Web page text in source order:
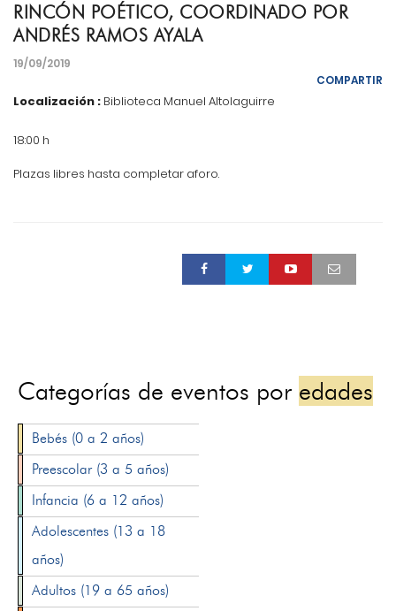
RINCÓN POÉTICO, COORDINADO POR
ANDRÉS RAMOS AYALA
19/09/2019
COMPARTIR
Localización : Biblioteca Manuel Altolaguirre
18:00 h
Plazas libres hasta completar aforo.
Categorías de eventos por edades
Bebés (0 a 2 años)
Preescolar (3 a 5 años)
Infancia (6 a 12 años)
Adolescentes (13 a 18
años)
Adultos (19 a 65 años)